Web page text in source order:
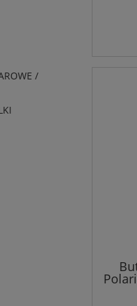
/